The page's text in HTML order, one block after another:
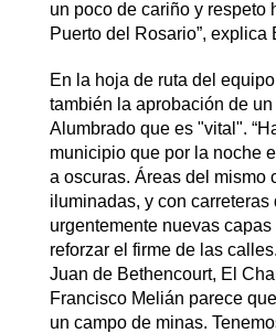
un poco de cariño y respeto
Puerto del Rosario”, explica
En la hoja de ruta del
también la aprobación de
Alumbrado que es "vital".
municipio que por la noche
a oscuras. Áreas del mismo
iluminadas, y con carreteras
urgentemente nuevas
reforzar el firme de las
Juan de Bethencourt, El
Francisco Melián parece
un campo de minas.